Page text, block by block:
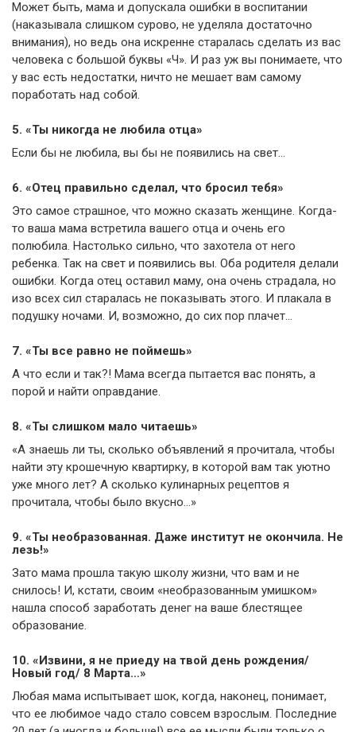
Может быть, мама и допускала ошибки в воспитании
(наказывала слишком сурово, не уделяла достаточно
внимания), но ведь она искренне старалась сделать из вас
человека с большой буквы «Ч». И раз уж вы понимаете, что
у вас есть недостатки, ничто не мешает вам самому
поработать над собой.
5. «Ты никогда не любила отца»
Если бы не любила, вы бы не появились на свет…
6. «Отец правильно сделал, что бросил тебя»
Это самое страшное, что можно сказать женщине. Когда-
то ваша мама встретила вашего отца и очень его
полюбила. Настолько сильно, что захотела от него
ребенка. Так на свет и появились вы. Оба родителя делали
ошибки. Когда отец оставил маму, она очень страдала, но
изо всех сил старалась не показывать этого. И плакала в
подушку ночами. И, возможно, до сих пор плачет…
7. «Ты все равно не поймешь»
А что если и так?! Мама всегда пытается вас понять, а
порой и найти оправдание.
8. «Ты слишком мало читаешь»
«А знаешь ли ты, сколько объявлений я прочитала, чтобы
найти эту крошечную квартирку, в которой вам так уютно
уже много лет? А сколько кулинарных рецептов я
прочитала, чтобы было вкусно…»
9. «Ты необразованная. Даже институт не окончила. Не
лезь!»
Зато мама прошла такую школу жизни, что вам и не
снилось! И, кстати, своим «необразованным умишком»
нашла способ заработать денег на ваше блестящее
образование.
10. «Извини, я не приеду на твой день рождения/
Новый год/ 8 Марта…»
Любая мама испытывает шок, когда, наконец, понимает,
что ее любимое чадо стало совсем взрослым. Последние